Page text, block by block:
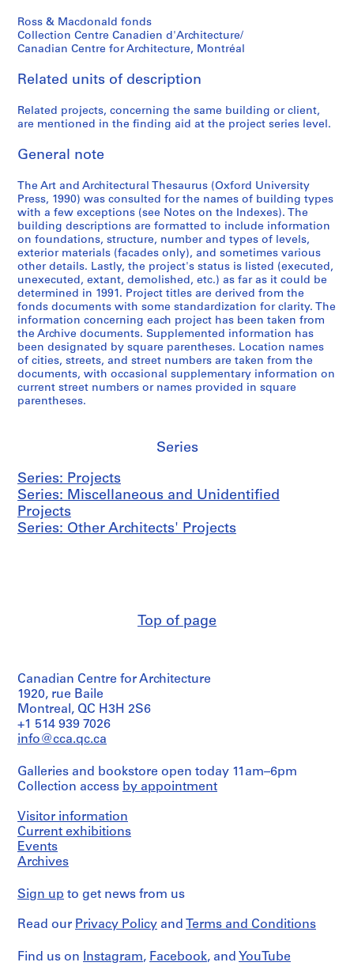
Ross & Macdonald fonds
Collection Centre Canadien d'Architecture/
Canadian Centre for Architecture, Montréal
Related units of description
Related projects, concerning the same building or client,
are mentioned in the finding aid at the project series level.
General note
The Art and Architectural Thesaurus (Oxford University
Press, 1990) was consulted for the names of building types
with a few exceptions (see Notes on the Indexes). The
building descriptions are formatted to include information
on foundations, structure, number and types of levels,
exterior materials (facades only), and sometimes various
other details. Lastly, the project's status is listed (executed,
unexecuted, extant, demolished, etc.) as far as it could be
determined in 1991. Project titles are derived from the
fonds documents with some standardization for clarity. The
information concerning each project has been taken from
the Archive documents. Supplemented information has
been designated by square parentheses. Location names
of cities, streets, and street numbers are taken from the
documents, with occasional supplementary information on
current street numbers or names provided in square
parentheses.
Series
Series: Projects
Series: Miscellaneous and Unidentified
Projects
Series: Other Architects' Projects
Top of page
Canadian Centre for Architecture
1920, rue Baile
Montreal, QC H3H 2S6
+1 514 939 7026
info@cca.qc.ca
Galleries and bookstore open today 11am–6pm
Collection access by appointment
Visitor information
Current exhibitions
Events
Archives
Sign up to get news from us
Read our Privacy Policy and Terms and Conditions
Find us on Instagram, Facebook, and YouTube